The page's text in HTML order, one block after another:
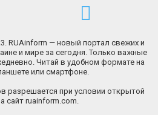
RUAinform — новый портал свежих и
и мире за сегодня. Только важные
Читай в удобном формате на
или смартфоне.
разрешается при условии открытой
сайт ruainform.com.